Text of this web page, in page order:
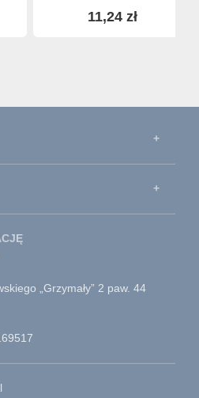
11,24 zł
„Grzymały” 2 paw. 44